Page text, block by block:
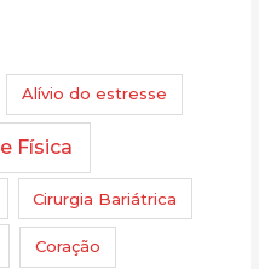
Alívio do estresse
Física
Cirurgia Bariátrica
Coração